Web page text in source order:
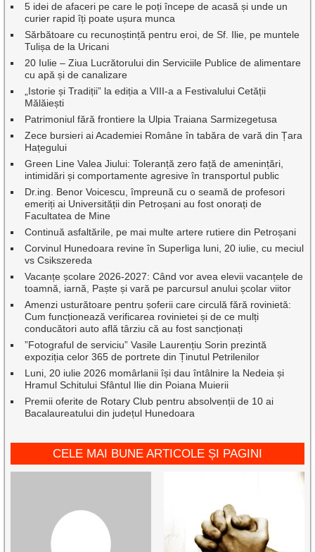
5 idei de afaceri pe care le poți începe de acasă și unde un
curier rapid îți poate ușura munca
Sărbătoare cu recunoștință pentru eroi, de Sf. Ilie, pe muntele
Tulișa de la Uricani
20 Iulie – Ziua Lucrătorului din Serviciile Publice de alimentare
cu apă și de canalizare
„Istorie și Tradiții” la ediția a VIII-a a Festivalului Cetății
Mălăiești
Patrimoniul fără frontiere la Ulpia Traiana Sarmizegetusa
Zece bursieri ai Academiei Române în tabăra de vară din Țara
Hațegului
Green Line Valea Jiului: Toleranță zero față de amenințări,
intimidări și comportamente agresive în transportul public
Dr.ing. Benor Voicescu, împreună cu o seamă de profesori
emeriți ai Universității din Petroșani au fost onorați de
Facultatea de Mine
Continuă asfaltările, pe mai multe artere rutiere din Petroșani
Corvinul Hunedoara revine în Superliga luni, 20 iulie, cu meciul
vs Csikszereda
Vacanțe școlare 2026-2027: Când vor avea elevii vacanțele de
toamnă, iarnă, Paște și vară pe parcursul anului școlar viitor
Amenzi usturătoare pentru șoferii care circulă fără rovinietă:
Cum funcționează verificarea rovinietei și de ce mulți
conducători auto află târziu că au fost sancționați
”Fotograful de serviciu” Vasile Laurențiu Sorin prezintă
expoziția celor 365 de portrete din Ținutul Petrilenilor
Luni, 20 iulie 2026 momârlanii își dau întâlnire la Nedeia și
Hramul Schitului Sfântul Ilie din Poiana Muierii
Premii oferite de Rotary Club pentru absolvenții de 10 ai
Bacalaureatului din județul Hunedoara
CELE MAI BUNE ARTICOLE ȘI PAGINI